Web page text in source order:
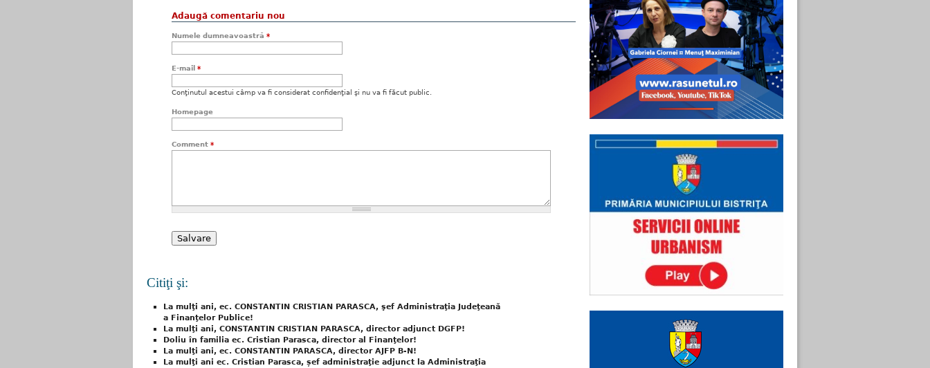
Adaugă comentariu nou
Numele dumneavoastră *
E-mail *
Conţinutul acestui câmp va fi considerat confidenţial şi nu va fi făcut public.
Homepage
Comment *
Citiţi şi:
La mulţi ani, ec. CONSTANTIN CRISTIAN PARASCA, şef Administraţia Judeţeană
a Finanţelor Publice!
La mulţi ani, CONSTANTIN CRISTIAN PARASCA, director adjunct DGFP!
Doliu în familia ec. Cristian Parasca, director al Finanţelor!
La mulţi ani, ec. CONSTANTIN PARASCA, director AJFP B-N!
La mulţi ani ec. Cristian Parasca, șef administraţie adjunct la Administraţia